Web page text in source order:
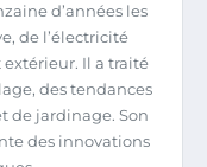
d’années les
de l’électricité
Il a traité
des tendances
de jardinage. Son
des innovations